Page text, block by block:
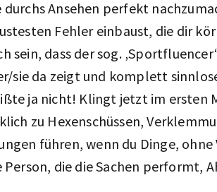
Ansehen perfekt
Fehler einbaust, die dir
sein, dass der sog.
sie da zeigt und komplett
ja nicht! Klingt jetzt im ersten
zu Hexenschüssen,
führen, wenn du Dinge,
die die Sachen performt,